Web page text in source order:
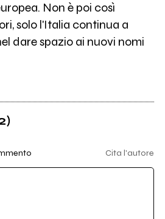
Non è poi così
solo l'Italia continua a
dare spazio ai nuovi nomi
Cita l'autore